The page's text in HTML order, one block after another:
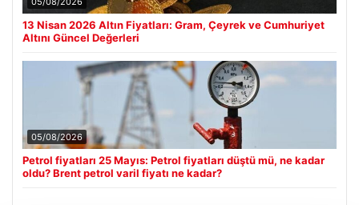
13 Nisan 2026 Altın Fiyatları: Gram, Çeyrek ve Cumhuriyet
Altını Güncel Değerleri
05/08/2026
Petrol fiyatları 25 Mayıs: Petrol fiyatları düştü mü, ne kadar
oldu? Brent petrol varil fiyatı ne kadar?